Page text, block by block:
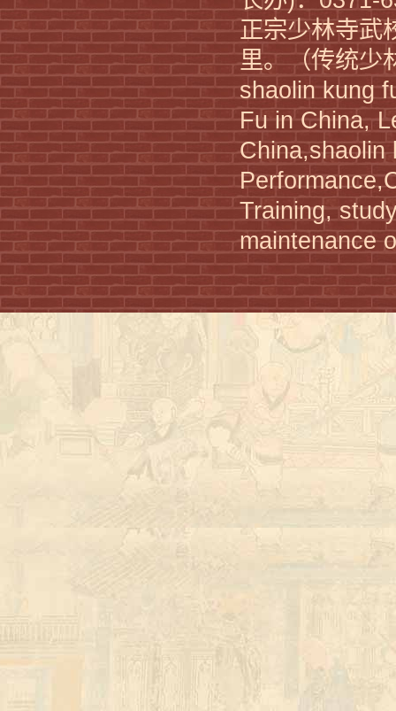
kung fu academy China
shaolin martial arts training
河南少林寺武校
正宗少林寺武
里。（传统少
shaolin kung
Fu in China,
China,shaolin
Training,
maintenance